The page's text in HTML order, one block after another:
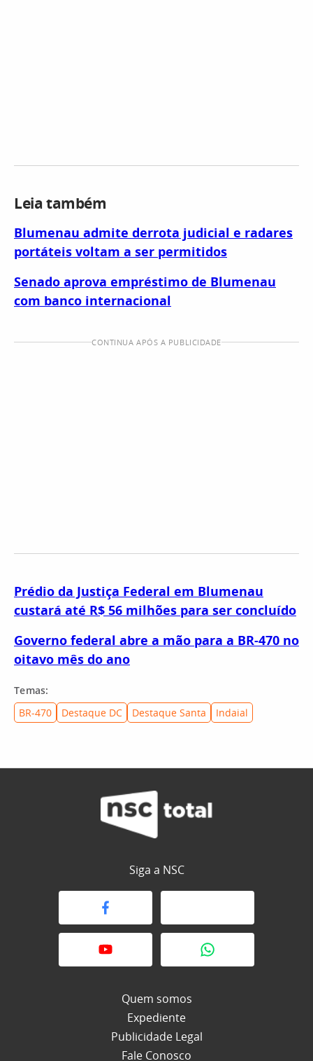
Leia também
Blumenau admite derrota judicial e radares
portáteis voltam a ser permitidos
Senado aprova empréstimo de Blumenau
com banco internacional
CONTINUA APÓS A PUBLICIDADE
Prédio da Justiça Federal em Blumenau
custará até R$ 56 milhões para ser concluído
Governo federal abre a mão para a BR-470 no
oitavo mês do ano
Temas:
BR-470
Destaque DC Destaque Santa Indaial
Siga a NSC
Quem somos
Expediente
Publicidade Legal
Fale Conosco